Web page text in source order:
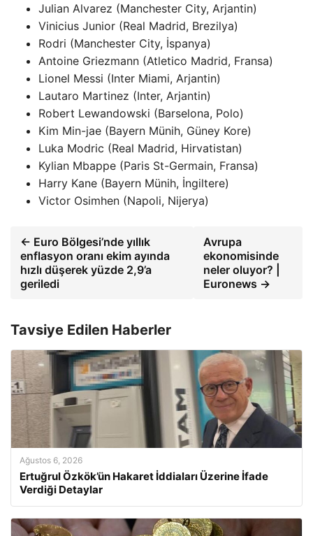
Julian Alvarez (Manchester City, Arjantin)
Vinicius Junior (Real Madrid, Brezilya)
Rodri (Manchester City, İspanya)
Antoine Griezmann (Atletico Madrid, Fransa)
Lionel Messi (Inter Miami, Arjantin)
Lautaro Martinez (Inter, Arjantin)
Robert Lewandowski (Barselona, ​​​​Polo)
Kim Min-jae (Bayern Münih, Güney Kore)
Luka Modric (Real Madrid, Hirvatistan)
Kylian Mbappe (Paris St-Germain, Fransa)
Harry Kane (Bayern Münih, İngiltere)
Victor Osimhen (Napoli, Nijerya)
← Euro Bölgesi’nde yıllık
enflasyon oranı ekim ayında
hızlı düşerek yüzde 2,9’a
geriledi
Avrupa
ekonomisinde
neler oluyor? |
Euronews →
Tavsiye Edilen Haberler
Ağustos 6, 2026
Ertuğrul Özkök’ün Hakaret İddiaları Üzerine İfade
Verdiği Detaylar